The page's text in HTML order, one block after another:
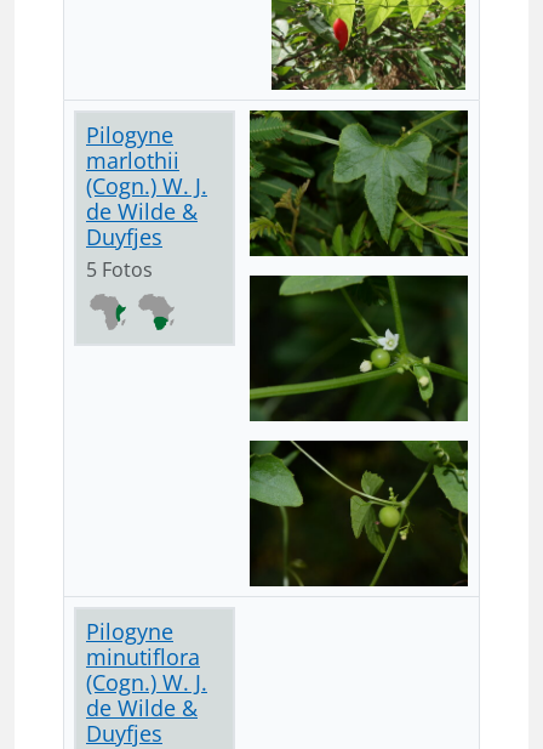
Pilogyne
marlothii
(Cogn.) W. J.
de Wilde &
Duyfjes
5 Fotos
Pilogyne
minutiflora
(Cogn.) W. J.
de Wilde &
Duyfjes